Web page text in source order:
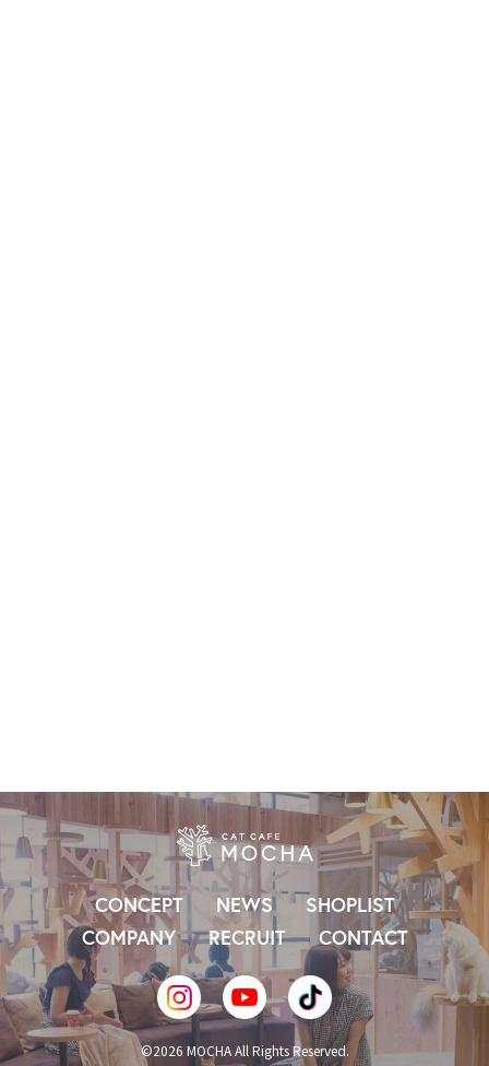
CONCEPT NEWS
SHOPLIST
COMPANY
RECRUIT CONTACT
©2026 MOCHA All Rights Reserved.